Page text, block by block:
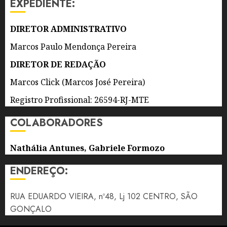
DE 2026
EXPEDIENTE:
DIRETOR ADMINISTRATIVO
Marcos Paulo Mendonça Pereira
DIRETOR DE REDAÇÃO
Marcos Click (Marcos José Pereira)
Registro Profissional: 26594-RJ-MTE
COLABORADORES
Nathália Antunes, Gabriele Formozo
ENDEREÇO:
RUA EDUARDO VIEIRA, nº48, Lj 102 CENTRO, SÃO
GONÇALO